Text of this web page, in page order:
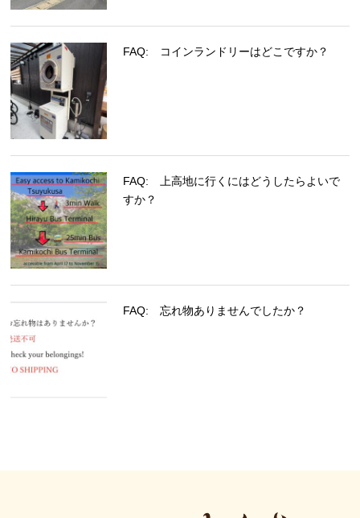
FAQ: コインランドリーはどこですか？
FAQ: 上高地に行くにはどうしたらよいで
すか？
FAQ: 忘れ物ありませんでしたか？